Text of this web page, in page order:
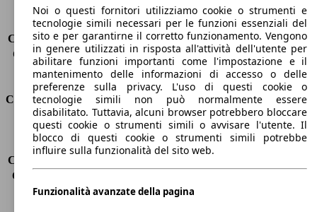
Sedili
5
Carico sul tetto
-
Capacità di traino (senza freni) -
Capacità di traino (con freni)
1000 kg
Volume del bagagliaio
325 - 980 l
Consumi
Emissioni di CO2*
102 g/km (komb.)
Consumo (urbano)
5.2 l/100km
Consumo (extra-urbano)
Consumo (combinato)*
Classe di emissione
Euro 6
Noi o questi fornitori utilizziamo cookie o strumenti e
tecnologie simili necessari per le funzioni essenziali del
sito e per garantirne il corretto funzionamento. Vengono
in genere utilizzati in risposta all'attività dell'utente per
abilitare funzioni importanti come l'impostazione e il
mantenimento delle informazioni di accesso o delle
preferenze sulla privacy. L'uso di questi cookie o
tecnologie simili non può normalmente essere
disabilitato. Tuttavia, alcuni browser potrebbero bloccare
questi cookie o strumenti simili o avvisare l'utente. Il
blocco di questi cookie o strumenti simili potrebbe
influire sulla funzionalità del sito web.
Funzionalità avanzate della pagina